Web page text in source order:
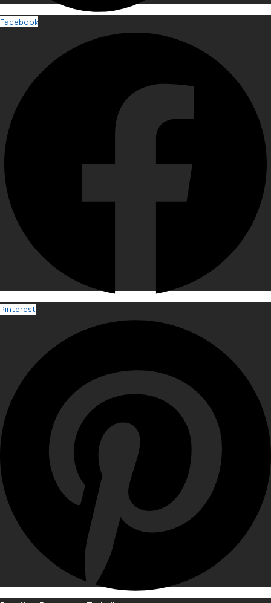
Facebook
Pinterest